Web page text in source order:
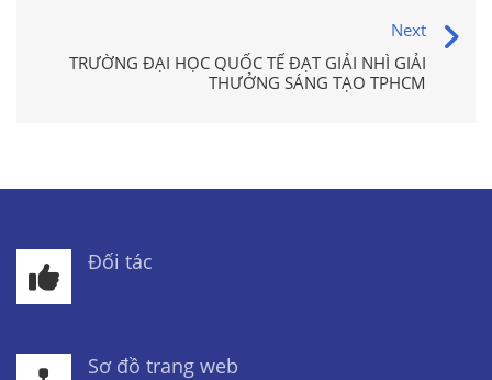
Next
TRƯỜNG ĐẠI HỌC QUỐC TẾ ĐẠT GIẢI NHÌ GIẢI
THƯỞNG SÁNG TẠO TPHCM
Đối tác
Sơ đồ trang web